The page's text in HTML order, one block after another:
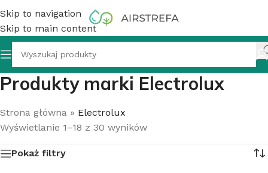
Skip to navigation
Skip to main content
Produkty marki Electrolux
Strona główna » Electrolux
Wyświetlanie 1–18 z 30 wyników
Pokaż filtry